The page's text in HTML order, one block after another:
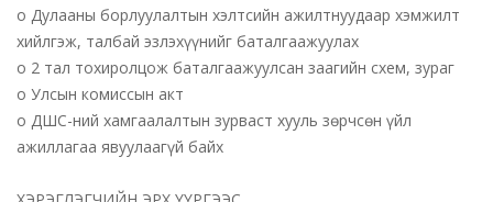
o Дулааны борлуулалтын хэлтсийн ажилтнуудаар хэмжилт
хийлгэж, талбай эзлэхүүнийг баталгаажуулах
o 2 тал тохиролцож баталгаажуулсан заагийн схем, зураг
o Улсын комиссын акт
o ДШС-ний хамгаалалтын зурваст хууль зөрчсөн үйл
ажиллагаа явуулаагүй байх